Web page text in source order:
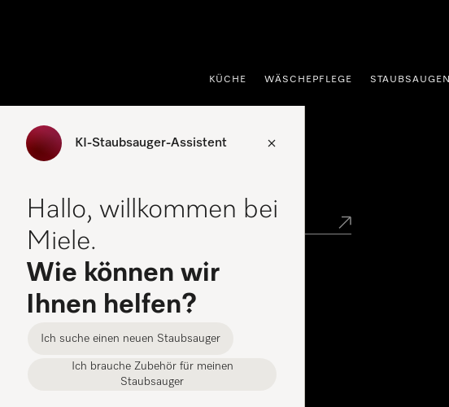
KÜCHE WÄSCHEPFLEGE STAUBSAUGEN
KI-Staubsauger-Assistent
Hallo, willkommen bei
Miele.
Wie können wir
Ihnen helfen?
Ich suche einen neuen Staubsauger
Ich brauche Zubehör für meinen
Staubsauger
Miele Experience Center
Miele Experience Center Gütersloh